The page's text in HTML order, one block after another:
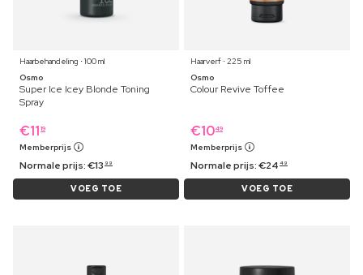
Haarbehandeling ⋅ 100 ml
Osmo
Super Ice Icey Blonde Toning
Spray
€11 19
Memberprijs
Normale prijs:€13 99
VOEG TOE
Haarverf ⋅ 225 ml
Osmo
Colour Revive Toffee
€1049
Memberprijs
Normale prijs:€24 49
VOEG TOE